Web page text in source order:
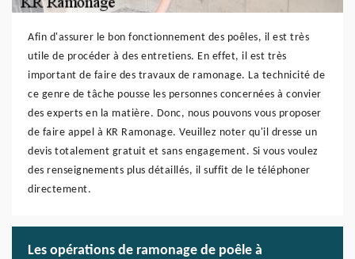
Afin d'assurer le bon fonctionnement des poêles, il est très
utile de procéder à des entretiens. En effet, il est très
important de faire des travaux de ramonage. La technicité de
ce genre de tâche pousse les personnes concernées à convier
des experts en la matière. Donc, nous pouvons vous proposer
de faire appel à KR Ramonage. Veuillez noter qu'il dresse un
devis totalement gratuit et sans engagement. Si vous voulez
des renseignements plus détaillés, il suffit de le téléphoner
directement.
Les opérations de ramonage de poêle à